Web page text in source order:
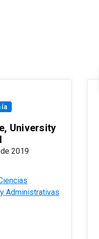
University
2019
Administrativas